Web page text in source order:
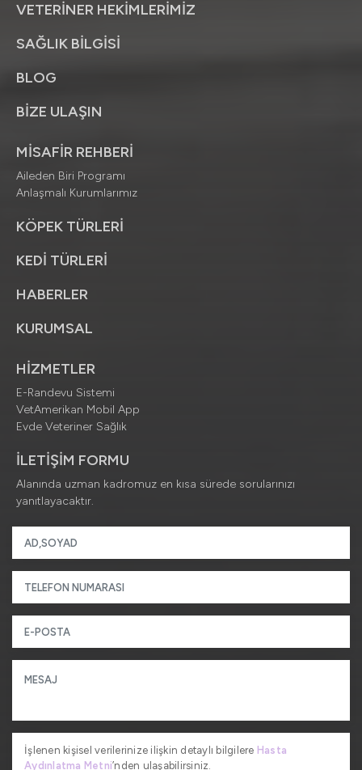
VETERİNER HEKİMLERİMİZ
SAĞLIK BİLGİSİ
BLOG
BİZE ULAŞIN
MİSAFİR REHBERİ
Aileden Biri Programı
Anlaşmalı Kurumlarımız
KÖPEK TÜRLERİ
KEDİ TÜRLERİ
HABERLER
KURUMSAL
HİZMETLER
E-Randevu Sistemi
VetAmerikan Mobil App
Evde Veteriner Sağlık
İLETİŞİM FORMU
Alanında uzman kadromuz en kısa sürede sorularınızı
yanıtlayacaktır.
İşlenen kişisel verilerinize ilişkin detaylı bilgilere Hasta
Aydınlatma Metni’nden ulaşabilirsiniz.